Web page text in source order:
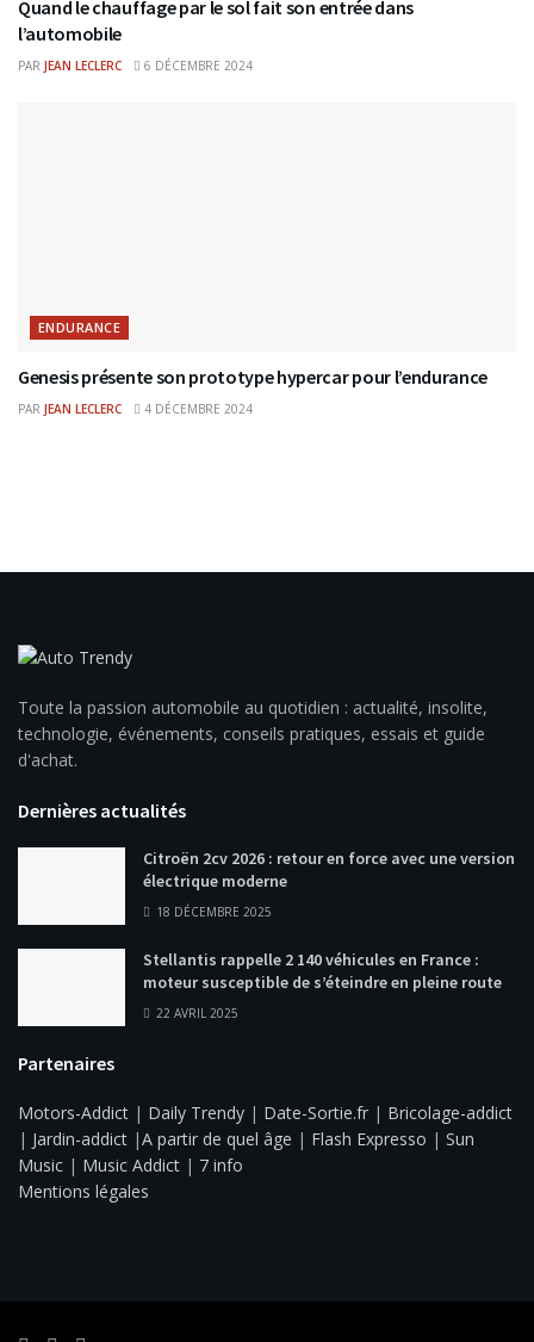
Quand le chauffage par le sol fait son entrée dans
l’automobile
PAR JEAN LECLERC 6 DÉCEMBRE 2024
ENDURANCE
Genesis présente son prototype hypercar pour l’endurance
PAR JEAN LECLERC 4 DÉCEMBRE 2024
Toute la passion automobile au quotidien : actualité, insolite,
technologie, événements, conseils pratiques, essais et guide
d'achat.
Dernières actualités
Citroën 2cv 2026 : retour en force avec une version
électrique moderne
18 DÉCEMBRE 2025
Stellantis rappelle 2 140 véhicules en France :
moteur susceptible de s’éteindre en pleine route
22 AVRIL 2025
Partenaires
Motors-Addict | Daily Trendy | Date-Sortie.fr | Bricolage-addict
| Jardin-addict |A partir de quel âge | Flash Expresso | Sun
Music | Music Addict | 7 info
Mentions légales